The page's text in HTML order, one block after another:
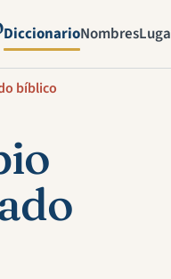
DiccionarioNombres
bíblico